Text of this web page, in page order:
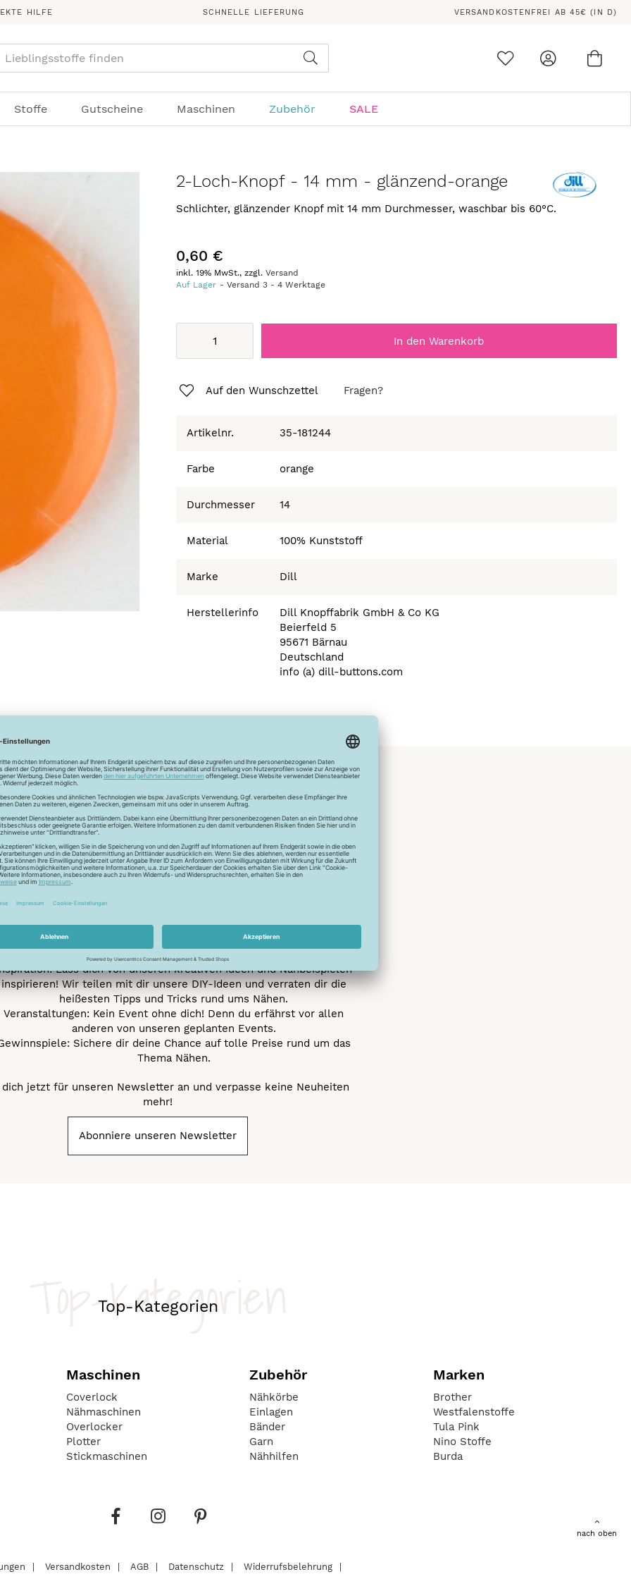
HILFE SCHNELLE LIEFERUNG VERSANDKOSTENFREI AB 45€ (IN D)
Stoffe Gutscheine Maschinen Zubehör SALE
2-Loch-Knopf - 14 mm - glänzend-orange
Schlichter, glänzender Knopf mit 14 mm Durchmesser, waschbar bis 60°C.
0,60 €
inkl. 19% MwSt., zzgl.Versand
Auf Lager
Versand3 -4 Werktage
In den Warenkorb
Auf den Wunschzettel Fragen?
Artikelnr. 35-181244
Farbe orange
Durchmesser 14
Material 100% Kunststoff
Marke Dill
Herstellerinfo
Dill Knopffabrik GmbH & Co KG
Beierfeld 5
95671 Bärnau
Deutschland
info (a) dill-buttons.com
Unser Newsletter
Newsletter
jetzt unseren exklusiven Newsletter und profitiere von zahlreichen
Vorteilen:
von unseren Aktionen und Rabatten!
Neue Stoffe entdecken: Wir informieren dich regelmäßig über die
neuesten Stofftrends der Saison. Plane mit uns deine neuen
Nähprojekte.
Lass dich von unseren kreativen Ideen und Nähbeispielen
inspirieren! Wir teilen mit dir unsere DIY-Ideen und verraten dir die
heißesten Tipps und Tricks rund ums Nähen.
Veranstaltungen: Kein Event ohne dich! Denn du erfährst vor allen
anderen von unseren geplanten Events.
Sichere dir deine Chance auf tolle Preise rund um das
Thema Nähen.
jetzt für unseren Newsletter an und verpasse keine Neuheiten
mehr!
Abonniere unseren Newsletter
Top-Kategorien
Top-Kategorien
Maschinen
Coverlock
Nähmaschinen
Overlocker
Plotter
Stickmaschinen
Zubehör
Nähkörbe
Einlagen
Bänder
Garn
Nähhilfen
Marken
Brother
Westfalenstoffe
Tula Pink
Nino Stoffe
Burda
nach oben
Versandkosten AGB Datenschutz Widerrufsbelehrung